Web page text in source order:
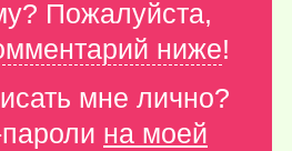
Пожалуйста,
ниже!
мне лично?
на моей